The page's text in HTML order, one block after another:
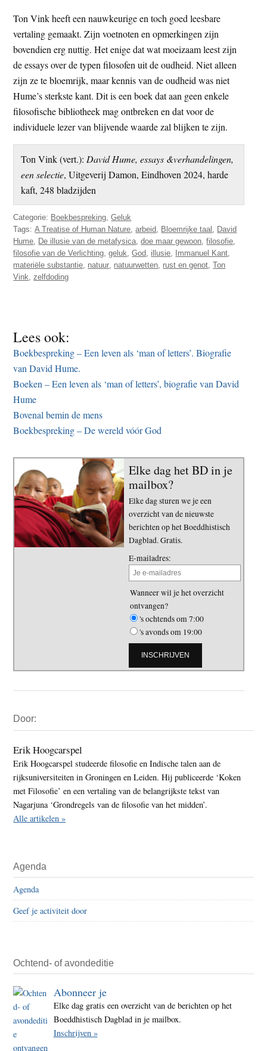
Ton Vink heeft een nauwkeurige en toch goed leesbare
vertaling gemaakt. Zijn voetnoten en opmerkingen zijn
bovendien erg nuttig. Het enige dat wat moeizaam leest zijn
de essays over de typen filosofen uit de oudheid. Niet alleen
zijn ze te bloemrijk, maar kennis van de oudheid was niet
Hume’s sterkste kant. Dit is een boek dat aan geen enkele
filosofische bibliotheek mag ontbreken en dat voor de
individuele lezer van blijvende waarde zal blijken te zijn.
Ton Vink (vert.): David Hume, essays &verhandelingen,
een selectie, Uitgeverij Damon, Eindhoven 2024, harde
kaft, 248 bladzijden
Categorie: Boekbespreking,Geluk
Tags:A Treatise of Human Nature,arbeid, Bloemrijke taal , David
Hume, De illusie van de metafysica,doe maar gewoon,filosofie,
filosofie van de Verlichting,geluk,God, illusie, Immanuel Kant,
materiële substantie, natuur, natuurwetten, rust en genot,Ton
Vink,zelfdoding
Lees ook:
Boekbespreking – Een leven als ‘man of letters’. Biografie
van David Hume.
Boeken – Een leven als ‘man of letters’, biografie van David
Hume
Bovenal bemin de mens
Boekbespreking – De wereld vóór God
Elke dag het BD in je
mailbox?
Elke dag sturen we je een
overzicht van de nieuwste
berichten op het Boeddhistisch
Dagblad. Gratis.
E-mailadres:
Wanneer wil je het overzicht
ontvangen?
's ochtends om 7:00
's avonds om 19:00
Sidebar
Door:
Erik Hoogcarspel
Erik Hoogcarspel studeerde filosofie en Indische talen aan de
rijksuniversiteiten in Groningen en Leiden. Hij publiceerde ‘Koken
met Filosofie’ en een vertaling van de belangrijkste tekst van
Nagarjuna ‘Grondregels van de filosofie van het midden’.
Alle artikelen »
Agenda
Agenda
Geef je activiteit door
Ochtend- of avondeditie
Abonneer je
Elke dag gratis een overzicht van de berichten op het
Boeddhistisch Dagblad in je mailbox.
Inschrijven »